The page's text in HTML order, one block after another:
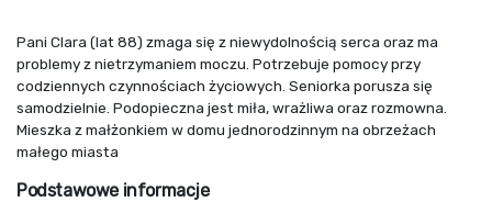
Pani Clara (lat 88) zmaga się z niewydolnością serca oraz ma
problemy z nietrzymaniem moczu. Potrzebuje pomocy przy
codziennych czynnościach życiowych. Seniorka porusza się
samodzielnie. Podopieczna jest miła, wrażliwa oraz rozmowna.
Mieszka z małżonkiem w domu jednorodzinnym na obrzeżach
małego miasta
Podstawowe informacje